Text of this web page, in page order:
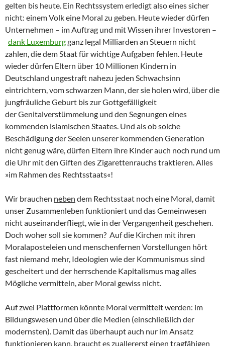
gelten bis heute. Ein Rechtssystem erledigt also eines sicher
nicht: einem Volk eine Moral zu geben. Heute wieder dürfen
Unternehmen – im Auftrag und mit Wissen ihrer Investoren –
dank Luxemburgganz legal Milliarden an Steuern nicht
zahlen, die dem Staat für wichtige Aufgaben fehlen. Heute
wieder dürfen Eltern über 10 Millionen Kindern in
Deutschland ungestraft nahezu jeden Schwachsinn
eintrichtern, vom schwarzen Mann, der sie holen wird, über die
jungfräuliche Geburt bis zur Gottgefälligkeit
der Genitalverstümmelung und den Segnungen eines
kommenden islamischen Staates. Und als ob solche
Beschädigung der Seelen unserer kommenden Generation
nicht genug wäre, dürfen Eltern ihre Kinder auch noch rund um
die Uhr mit den Giften des Zigarettenrauchs traktieren. Alles
»im Rahmen des Rechtsstaats«!
Wir brauchen neben dem Rechtsstaat noch eine Moral, damit
unser Zusammenleben funktioniert und das Gemeinwesen
nicht auseinanderfliegt, wie in der Vergangenheit geschehen.
Doch woher soll sie kommen? Auf die Kirchen mit ihren
Moralaposteleien und menschenfernen Vorstellungen hört
fast niemand mehr, Ideologien wie der Kommunismus sind
gescheitert und der herrschende Kapitalismus mag alles
Mögliche vermitteln, aber Moral gewiss nicht.
Auf zwei Plattformen könnte Moral vermittelt werden: im
Bildungswesen und über die Medien (einschließlich der
modernsten). Damit das überhaupt auch nur im Ansatz
funktionieren kann, braucht es zuallererst einen tragfähigen